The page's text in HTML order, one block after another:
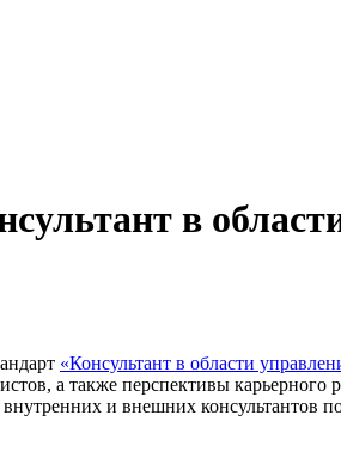
в
«Консультант в области
а также перспективы
и внешних консультантов